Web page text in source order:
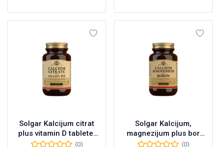
Solgar Kalcijum citrat
plus vitamin D tablete,
60kom
(0)
Solgar Kalcijum,
magnezijum plus bor
tablete, 100kom
(0)